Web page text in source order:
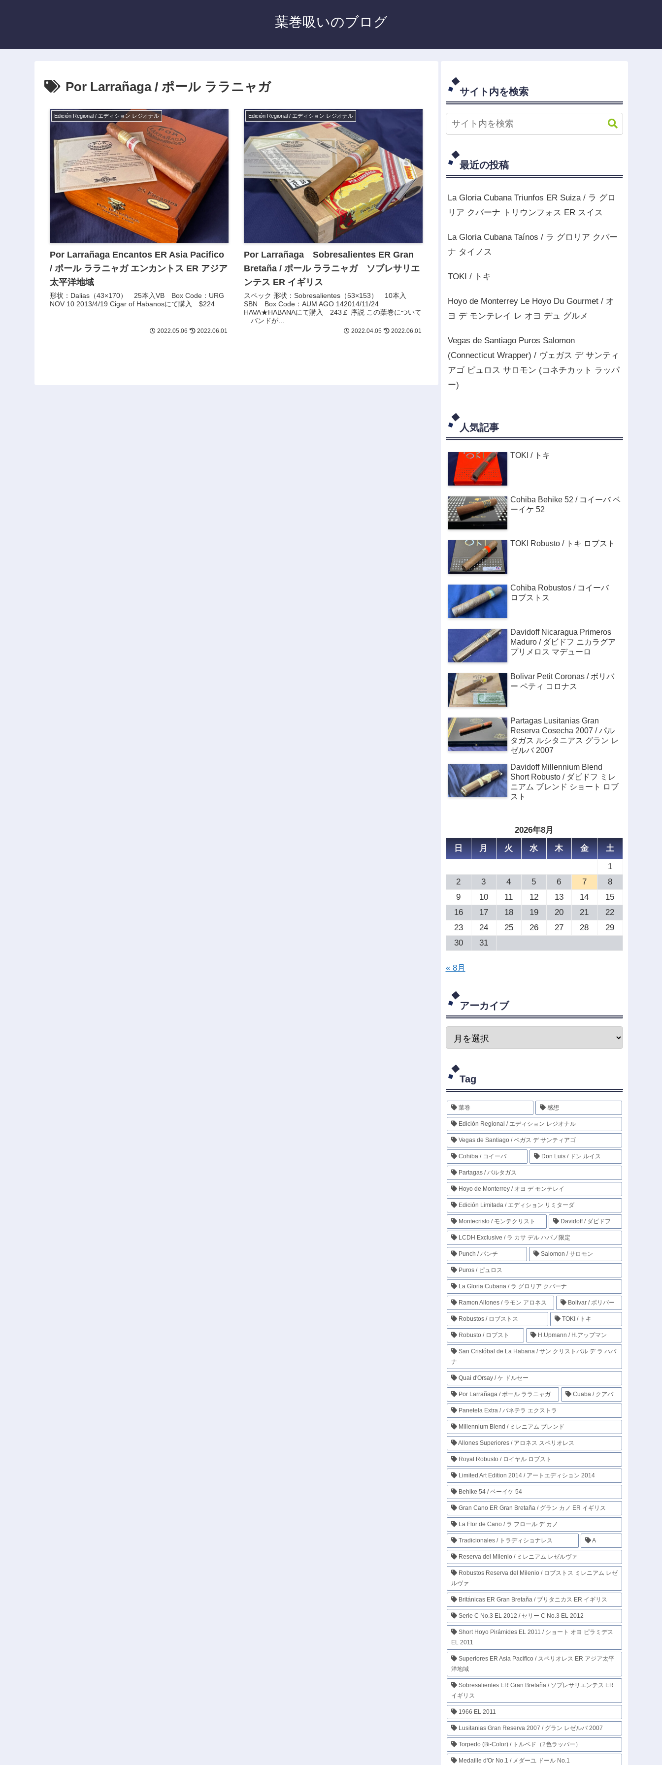
葉巻吸いのブログ
Por Larrañaga / ポール ララニャガ
Edición Regional / エディション レジオナル
Por Larrañaga Encantos ER Asia Pacifico
/ ポール ララニャガ エンカントス ER アジア
太平洋地域
形状：Dalias（43×170） 25本入VB Box Code：URG
NOV 10 2013/4/19 Cigar of Habanosにて購入 $224
2022.05.06 2022.06.01
Edición Regional / エディション レジオナル
Por Larrañaga Sobresalientes ER Gran
Bretaña / ポール ララニャガ ソブレサリエ
ンテス ER イギリス
スペック 形状：Sobresalientes（53×153） 10本入
SBN Box Code：AUM AGO 142014/11/24
HAVA★HABANAにて購入 243￡ 序説 この葉巻について
バンドが...
2022.04.05 2022.06.01
サイト内を検索
最近の投稿
La Gloria Cubana Triunfos ER Suiza / ラ グロ
リア クバーナ トリウンフォス ER スイス
La Gloria Cubana Taínos / ラ グロリア クバー
ナ タイノス
TOKI / トキ
Hoyo de Monterrey Le Hoyo Du Gourmet / オ
ヨ デ モンテレイ レ オヨ デュ グルメ
Vegas de Santiago Puros Salomon
(Connecticut Wrapper) / ヴェガス デ サンティ
アゴ ピュロス サロモン (コネチカット ラッパ
ー)
人気記事
TOKI / トキ
Cohiba Behike 52 / コイーバ ベ
ーイケ 52
TOKI Robusto / トキ ロブスト
Cohiba Robustos / コイーバ
ロブストス
Davidoff Nicaragua Primeros
Maduro / ダビドフ ニカラグア
プリメロス マデューロ
Bolivar Petit Coronas / ボリバ
ー ペティ コロナス
Partagas Lusitanias Gran
Reserva Cosecha 2007 / パル
タガス ルシタニアス グラン レ
ゼルバ 2007
Davidoff Millennium Blend
Short Robusto / ダビドフ ミレ
ニアム ブレンド ショート ロブ
スト
2026年8月
日
月 火 水 木 金
土
1
2
3 4 5 6 7
8
9
10 11 12 13 14
15
16
17 18 19 20 21
22
23
24 25 26 27 28
29
30
31
« 8月
アーカイブ
Tag
葉巻 感想
Edición Regional / エディション レジオナル
Vegas de Santiago / ベガス デ サンティアゴ
Cohiba / コイーバ Don Luis / ドン ルイス
Partagas / パルタガス
Hoyo de Monterrey / オヨ デ モンテレイ
Edición Limitada / エディション リミターダ
Montecristo / モンテクリスト Davidoff / ダビドフ
LCDH Exclusive / ラ カサ デル ハバノ限定
Punch / パンチ Salomon / サロモン
Puros / ピュロス
La Gloria Cubana / ラ グロリア クバーナ
Ramon Allones / ラモン アロネス Bolivar / ボリバー
Robustos / ロブストス TOKI / トキ
Robusto / ロブスト H.Upmann / H.アップマン
San Cristóbal de La Habana / サン クリストバル デ ラ ハバ
ナ
Quai d'Orsay / ケ ドルセー
Por Larrañaga / ポール ララニャガ Cuaba / クアバ
Panetela Extra / パネテラ エクストラ
Millennium Blend / ミレニアム ブレンド
Allones Superiores / アロネス スペリオレス
Royal Robusto / ロイヤル ロブスト
Limited Art Edition 2014 / アートエディション 2014
Behike 54 / ベーイケ 54
Gran Cano ER Gran Bretaña / グラン カノ ER イギリス
La Flor de Cano / ラ フロール デ カノ
Tradicionales / トラディショナレス A
Reserva del Milenio / ミレニアム レゼルヴァ
Robustos Reserva del Milenio / ロブストス ミレニアム レゼ
ルヴァ
Británicas ER Gran Bretaña / ブリタニカス ER イギリス
Serie C No.3 EL 2012 / セリー C No.3 EL 2012
Short Hoyo Pirámides EL 2011 / ショート オヨ ピラミデス
EL 2011
Superiores ER Asia Pacifico / スペリオレス ER アジア太平
洋地域
Sobresalientes ER Gran Bretaña / ソブレサリエンテス ER
イギリス
1966 EL 2011
Lusitanias Gran Reserva 2007 / グラン レゼルバ 2007
Torpedo (Bi-Color) / トルペド（2色ラッパー）
Medaille d'Or No.1 / メダーユ ドール No.1